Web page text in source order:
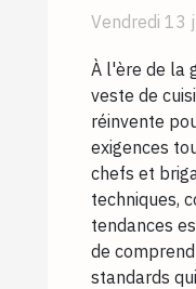
de
Vendredi 13
À l'ère de la
veste de
réinvente
exigences
chefs et
techniques,
tendances
de
standards